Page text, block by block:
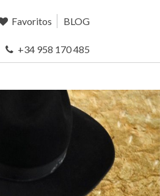
Favoritos BLOG
+34 958 170 485